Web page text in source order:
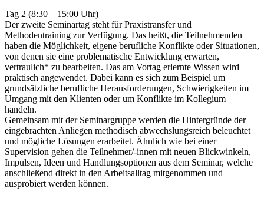
Tag 2 (8:30 – 15:00 Uhr)
Der zweite Seminartag steht für Praxistransfer und
Methodentraining zur Verfügung. Das heißt, die Teilnehmenden
haben die Möglichkeit, eigene berufliche Konflikte oder Situationen,
von denen sie eine problematische Entwicklung erwarten,
vertraulich* zu bearbeiten. Das am Vortag erlernte Wissen wird
praktisch angewendet. Dabei kann es sich zum Beispiel um
grundsätzliche berufliche Herausforderungen, Schwierigkeiten im
Umgang mit den Klienten oder um Konflikte im Kollegium
handeln.
Gemeinsam mit der Seminargruppe werden die Hintergründe der
eingebrachten Anliegen methodisch abwechslungsreich beleuchtet
und mögliche Lösungen erarbeitet. Ähnlich wie bei einer
Supervision gehen die Teilnehmer/-innen mit neuen Blickwinkeln,
Impulsen, Ideen und Handlungsoptionen aus dem Seminar, welche
anschließend direkt in den Arbeitsalltag mitgenommen und
ausprobiert werden können.